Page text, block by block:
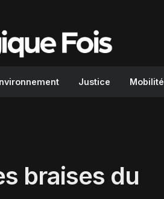
Justice Mobilité
braises du